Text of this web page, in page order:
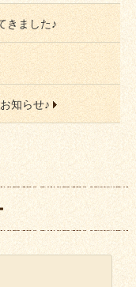
きました♪
知らせ♪